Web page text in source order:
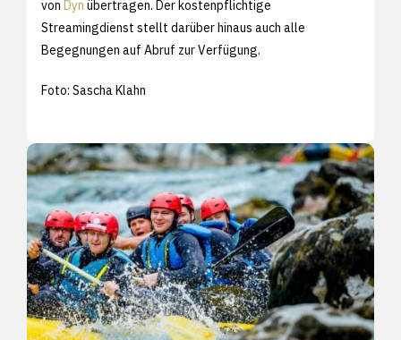
von Dyn übertragen. Der kostenpflichtige
Streamingdienst stellt darüber hinaus auch alle
Begegnungen auf Abruf zur Verfügung.
Foto: Sascha Klahn